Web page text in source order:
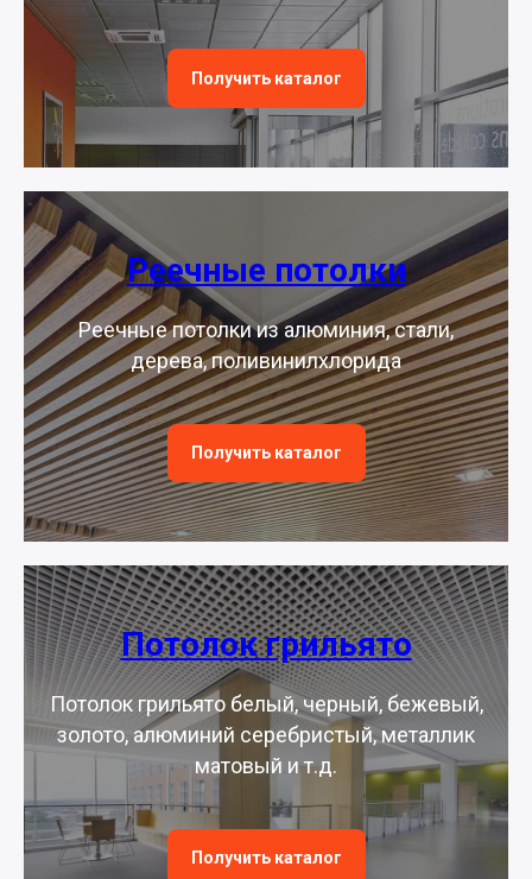
Получить каталог
Реечные потолки
Реечные потолки из алюминия, стали,
дерева, поливинилхлорида
Получить каталог
Потолок грильято
Потолок грильято белый, черный, бежевый,
золото, алюминий серебристый, металлик
матовый и т.д.
Получить каталог